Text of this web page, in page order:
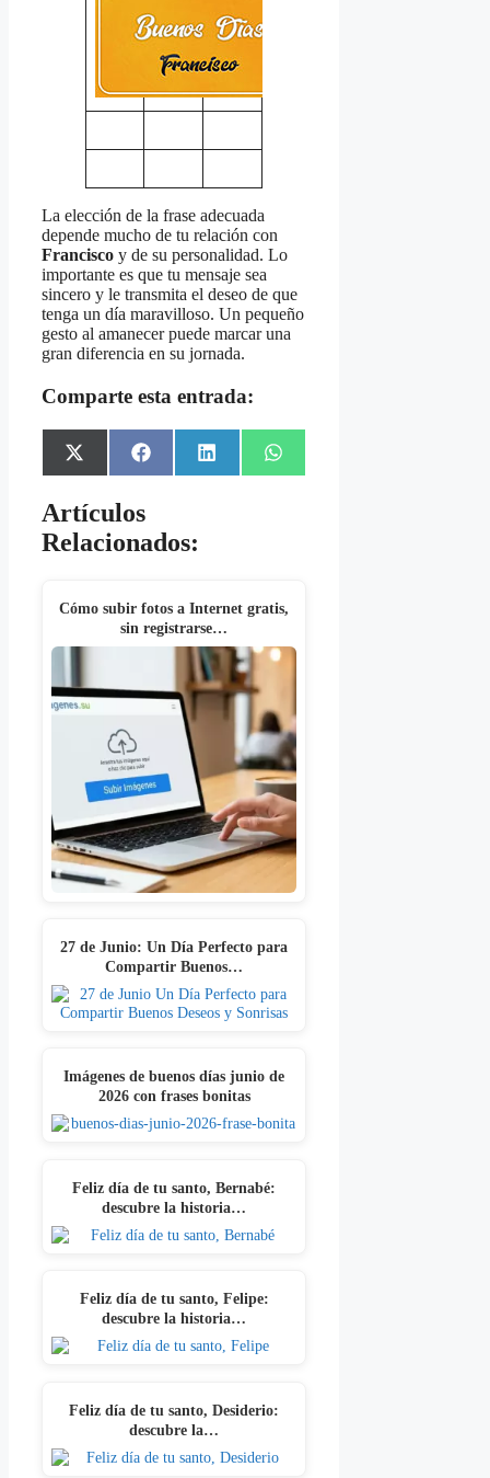
La elección de la frase adecuada
depende mucho de tu relación con
Francisco y de su personalidad. Lo
importante es que tu mensaje sea
sincero y le transmita el deseo de que
tenga un día maravilloso. Un pequeño
gesto al amanecer puede marcar una
gran diferencia en su jornada.
Comparte esta entrada:
Share
on
X
(Twitter)
Share
on
FacebookShare
on
LinkedInShare
on
WhatsApp
Artículos
Relacionados:
Cómo subir fotos a Internet gratis,
sin registrarse…
27 de Junio: Un Día Perfecto para
Compartir Buenos…
Imágenes de buenos días junio de
2026 con frases bonitas
Feliz día de tu santo, Bernabé:
descubre la historia…
Feliz día de tu santo, Felipe:
descubre la historia…
Feliz día de tu santo, Desiderio:
descubre la…